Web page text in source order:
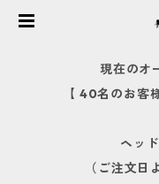
現在のオ
【 40名のお客
ヘッ
（ご注文日